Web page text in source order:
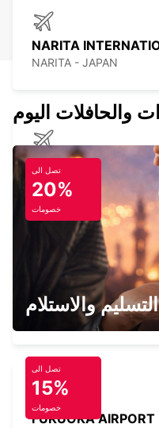
NARITA
NARITA - JAPAN
KUMAMOTO
KUMAMOTO - JAPAN
FUKUOKA
TERMINAL
FUKUOKA - JAPAN
FUKUOKA
تصل الى
20%
خصومات
التسليم والاستلام
تصل الى
15%
خصومات